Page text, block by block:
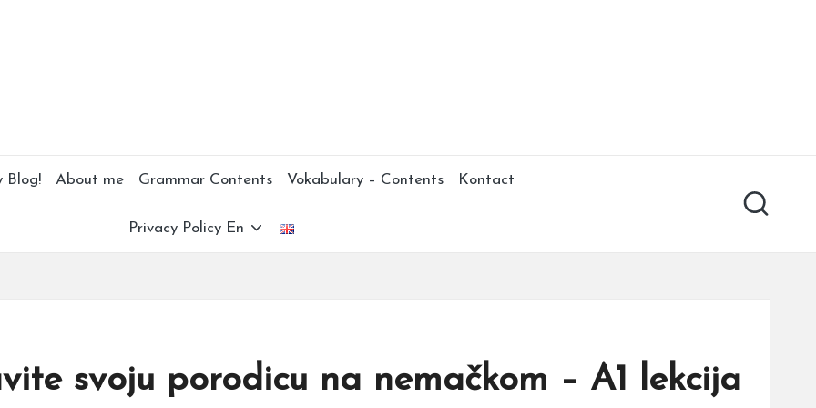
Blog! About me Grammar Contents Vokabulary – Contents Kontact
Privacy Policy En
svoju porodicu na nemačkom – A1 lekcija